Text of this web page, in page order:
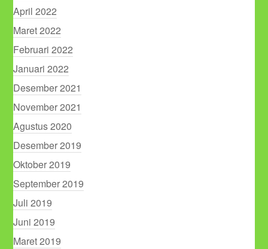
April 2022
Maret 2022
Februari 2022
Januari 2022
Desember 2021
November 2021
Agustus 2020
Desember 2019
Oktober 2019
September 2019
Juli 2019
Juni 2019
Maret 2019